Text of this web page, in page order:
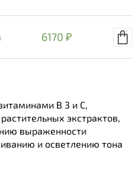
6170 ₽
В 3 и С,
экстрактов,
выраженности
и осветлению тона